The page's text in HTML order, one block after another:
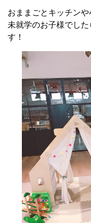
おままごとキッチン
未就学のお子様でし
す！